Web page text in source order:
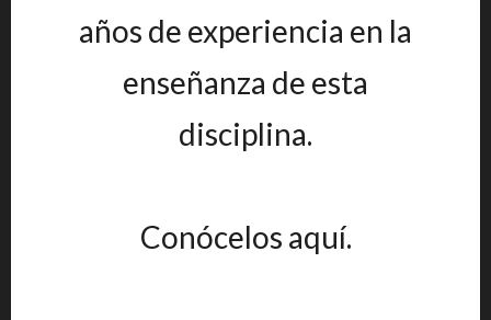
años de experiencia en la
enseñanza de esta
disciplina.
Conócelos aquí.